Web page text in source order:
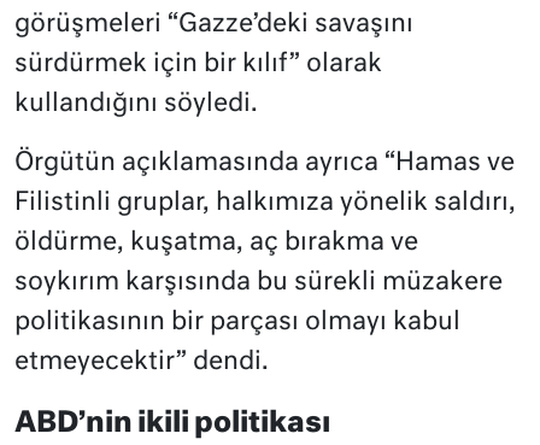
görüşmeleri “Gazze’deki savaşını
sürdürmek için bir kılıf” olarak
kullandığını söyledi.
Örgütün açıklamasında ayrıca “Hamas ve
Filistinli gruplar, halkımıza yönelik saldırı,
öldürme, kuşatma, aç bırakma ve
soykırım karşısında bu sürekli müzakere
politikasının bir parçası olmayı kabul
etmeyecektir” dendi.
ABD’nin ikili politikası